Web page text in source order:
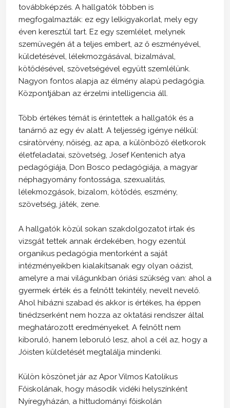
továbbképzés. A hallgatók többen is
megfogalmazták: ez egy lelkigyakorlat, mely egy
éven keresztül tart. Ez egy szemlélet, melynek
szemüvegén át a teljes embert, az ő eszményével,
küldetésével, lélekmozgásával, bizalmával,
kötődésével, szövetségével együtt szemlélünk.
Nagyon fontos alapja az élmény alapú pedagógia.
Központjában az érzelmi intelligencia áll.
Több értékes témát is érintettek a hallgatók és a
tanárnő az egy év alatt. A teljesség igénye nélkül:
csíratörvény, nőiség, az apa, a különböző életkorok
életfeladatai, szövetség, Josef Kentenich atya
pedagógiája, Don Bosco pedagógiája, a magyar
néphagyomány fontossága, szexualitás,
lélekmozgások, bizalom, kötődés, eszmény,
szövetség, játék, zene.
A hallgatók közül sokan szakdolgozatot írtak és
vizsgát tettek annak érdekében, hogy ezentúl
organikus pedagógia mentorként a saját
intézményeikben kialakítsanak egy olyan oázist,
amelyre a mai világunkban óriási szükség van: ahol a
gyermek érték és a felnőtt tekintély, nevelt nevelő.
Ahol hibázni szabad és akkor is értékes, ha éppen
tinédzserként nem hozza az oktatási rendszer által
meghatározott eredményeket. A felnőtt nem
kiboruló, hanem leboruló lesz, ahol a cél az, hogy a
Jóisten küldetését megtalálja mindenki.
Külön köszönet jár az Apor Vilmos Katolikus
Főiskolának, hogy második vidéki helyszínként
Nyíregyházán, a hittudományi főiskolán